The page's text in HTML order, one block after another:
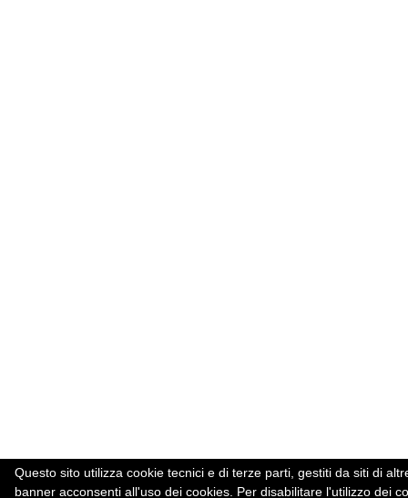
Questo sito utilizza cookie tecnici e di terze parti, gestiti da siti di
banner acconsenti all'uso dei cookies. Per disabilitare l'utilizzo dei